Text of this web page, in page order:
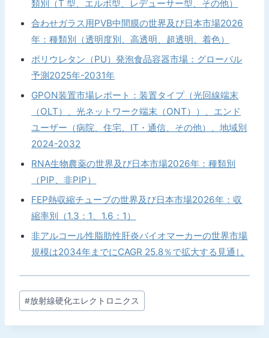
類別（T 型、エルボ型、レデューサー型、その他）
合わせガラス用PVB中間膜の世界及び日本市場2026
年：種類別（透明度別、高透明、超透明、着色）
ポリウレタン（PU）発泡食品容器市場：グローバル
予測2025年-2031年
GPON装置市場レポート：装置タイプ（光回線端末
（OLT）、光ネットワーク端末（ONT））、エンド
ユーザー（病院、住宅、IT・通信、その他）、地域別
2024-2032
RNA生物農薬の世界及び日本市場2026年：種類別
（PIP、非PIP）
FEP熱収縮チューブの世界及び日本市場2026年：収
縮率別（1.3：1、1.6：1）
非アルコール性脂肪性肝炎バイオマーカーの世界市場
規模は2034年までにCAGR 25.8％で拡大する見通し
投
稿
タ
#放射線硬化エレクトロニクス